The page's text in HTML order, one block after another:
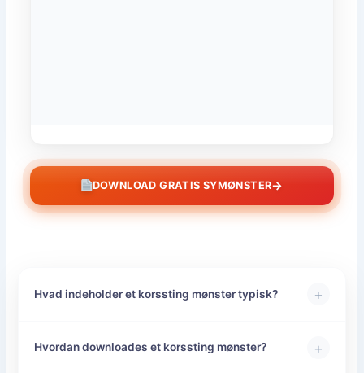
DOWNLOAD GRATIS SYMØNSTER→
Hvad indeholder et korssting mønster typisk? +
Hvordan downloades et korssting mønster? +